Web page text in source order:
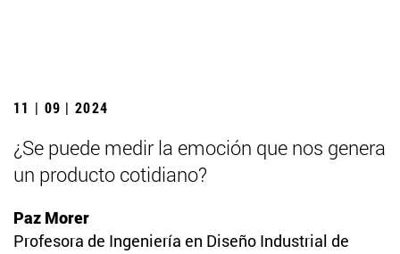
11 | 09 | 2024
¿Se puede medir la emoción que nos genera
un producto cotidiano?
Paz Morer
Profesora de Ingeniería en Diseño Industrial de